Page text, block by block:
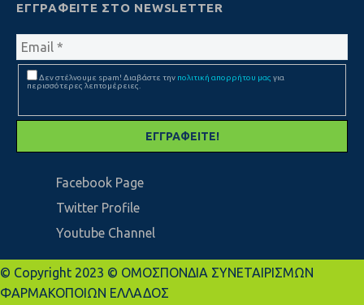
ΕΓΓΡΑΦΕΊΤΕ ΣΤΟ NEWSLETTER
Δεν στέλνουμε spam! Διαβάστε την πολιτική απορρήτου μας για
περισσότερες λεπτομέρειες.
Facebook Page
Twitter Profile
Youtube Channel
© Copyright 2023 © ΟΜΟΣΠΟΝΔΙΑ ΣΥΝΕΤΑΙΡΙΣΜΩΝ
ΦΑΡΜΑΚΟΠΟΙΩΝ ΕΛΛΑΔΟΣ